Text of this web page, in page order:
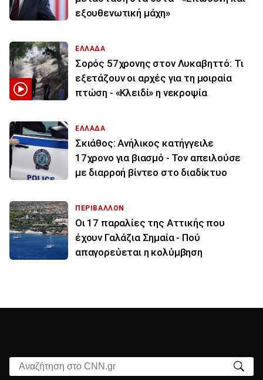
εξουθενωτική μάχη»
ΕΛΛΑΔΑ
Σορός 57χρονης στον Λυκαβηττό: Τι
εξετάζουν οι αρχές για τη μοιραία
πτώση - «Κλειδί» η νεκροψία
ΕΛΛΑΔΑ
Σκιάθος: Ανήλικος κατήγγειλε
17χρονο για βιασμό - Τον απειλούσε
με διαρροή βίντεο στο διαδίκτυο
ΠΕΡΙΒΑΛΛΟΝ
Οι 17 παραλίες της Αττικής που
έχουν Γαλάζια Σημαία - Πού
απαγορεύεται η κολύμβηση
Αναζήτηση στο CNN.gr